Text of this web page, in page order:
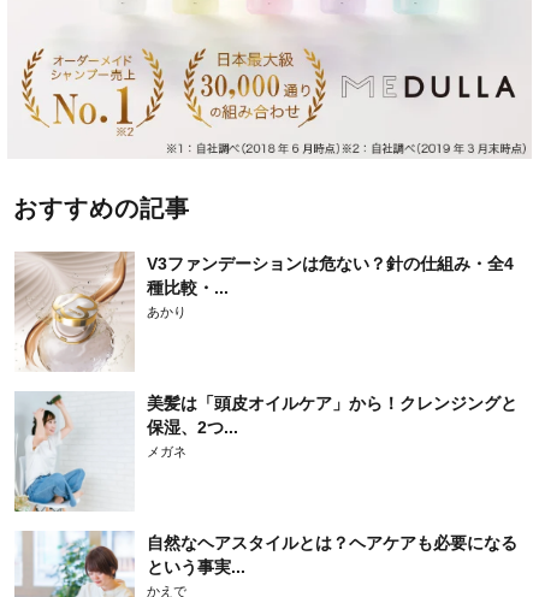
おすすめの記事
V3ファンデーションは危ない？針の仕組み・全4
種比較・...
あかり
美髪は「頭皮オイルケア」から！クレンジングと
保湿、2つ...
メガネ
自然なヘアスタイルとは？ヘアケアも必要になる
という事実...
かえで